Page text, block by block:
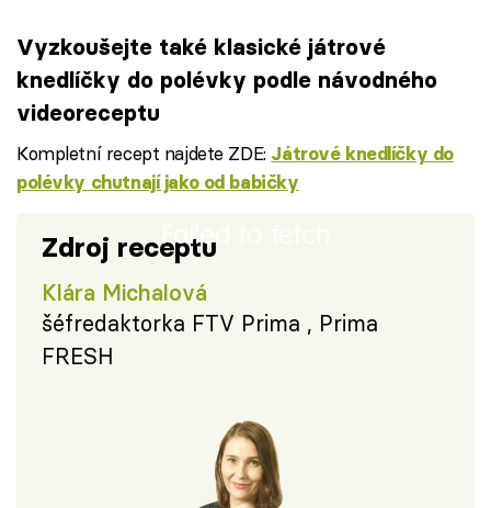
Vyzkoušejte také klasické játrové
knedlíčky do polévky podle návodného
videoreceptu
Kompletní recept najdete ZDE: Játrové knedlíčky do
polévky chutnají jako od babičky
Failed to fetch
Zdroj receptu
Klára Michalová
šéfredaktorka FTV Prima , Prima
FRESH